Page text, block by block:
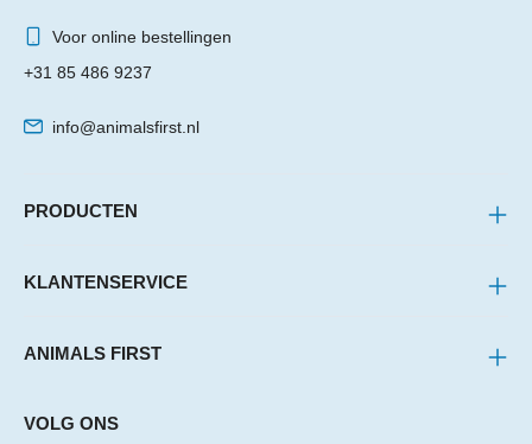
Voor online bestellingen
+31 85 486 9237
info@animalsfirst.nl
PRODUCTEN
KLANTENSERVICE
ANIMALS FIRST
VOLG ONS